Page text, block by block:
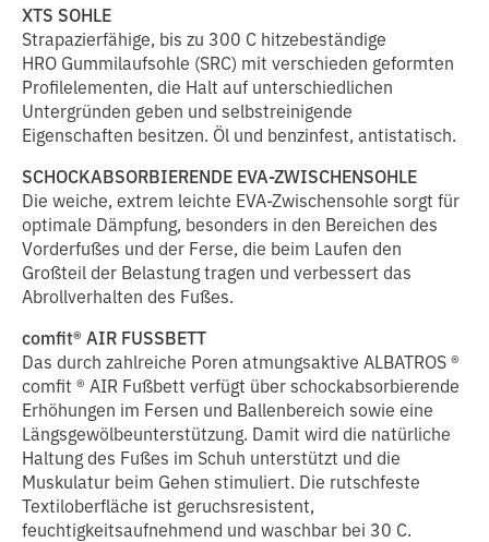
XTS SOHLE
Strapazierfähige, bis zu 300 C hitzebeständige
HRO Gummilaufsohle (SRC) mit verschieden geformten
Profilelementen, die Halt auf unterschiedlichen
Untergründen geben und selbstreinigende
Eigenschaften besitzen. Öl und benzinfest, antistatisch.
SCHOCKABSORBIERENDE EVA-ZWISCHENSOHLE
Die weiche, extrem leichte EVA-Zwischensohle sorgt für
optimale Dämpfung, besonders in den Bereichen des
Vorderfußes und der Ferse, die beim Laufen den
Großteil der Belastung tragen und verbessert das
Abrollverhalten des Fußes.
comfit® AIR FUSSBETT
Das durch zahlreiche Poren atmungsaktive ALBATROS ®
comfit ® AIR Fußbett verfügt über schockabsorbierende
Erhöhungen im Fersen und Ballenbereich sowie eine
Längsgewölbeunterstützung. Damit wird die natürliche
Haltung des Fußes im Schuh unterstützt und die
Muskulatur beim Gehen stimuliert. Die rutschfeste
Textiloberfläche ist geruchsresistent,
feuchtigkeitsaufnehmend und waschbar bei 30 C.